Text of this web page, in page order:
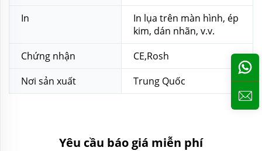
In
In lụa trên màn hình, ép
kim, dán nhãn, v.v.
Chứng nhận
CE,Rosh
Nơi sản xuất
Trung Quốc
Yêu cầu báo giá miễn phí